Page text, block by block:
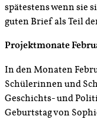
spätestens wenn sie
guten Brief als Teil
Projektmonate
In den Monaten
Schülerinnen und
Geschichts- und
Geburtstag von